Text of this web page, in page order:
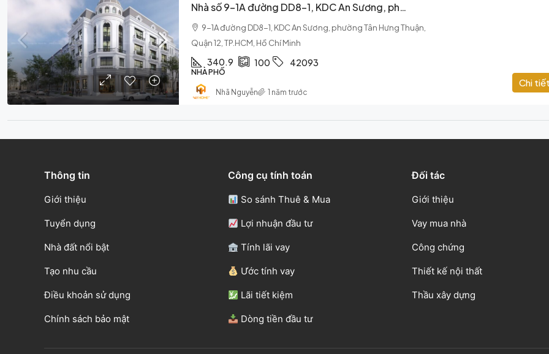
Nhà số 9-1A đường DD8-1, KDC An Sương, phường Tân Hưng Thuận, Quận 12, TP.HCM
9-1A đường DD8-1, KDC An Sương, phường Tân Hưng Thuận,
Quận 12, TP.HCM, Hồ Chí Minh
340.9 100 42093
NHÀ PHỐ
Chi tiết
Nhã Nguyễn 1 năm trước
Thông tin
Giới thiệu
Tuyển dụng
Nhà đất nổi bật
Tạo nhu cầu
Điều khoản sử dụng
Chính sách bảo mật
Công cụ tính toán
So sánh Thuê & Mua
Lợi nhuận đầu tư
Tính lãi vay
Ước tính vay
Lãi tiết kiệm
Dòng tiền đầu tư
Đối tác
Giới thiệu
Vay mua nhà
Công chứng
Thiết kế nội thất
Thầu xây dựng